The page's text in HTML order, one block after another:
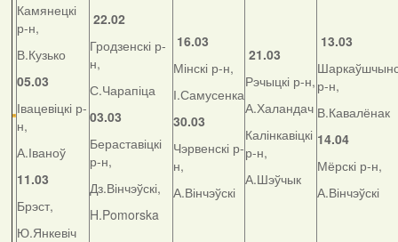
Камянецкі
р-н,
В.Кузько
05.03
Івацевіцкі р-
н,
А.Іваноў
11.03
Брэст,
Ю.Янкевіч
22.02
Гродзенскі р-
н,
С.Чарапіца
03.03
Бераставіцкі
р-н,
Дз.Вінчэўскі,
H.Pomorska
16.03
Мінскі р-н,
І.Самусенка
30.03
Чэрвенскі р-
н,
А.Вінчэўскі
21.03
Рэчыцкі р-н,
А.Халандач
Калінкавіцкі
р-н,
А.Шэўчык
13.03
р-н,
В.Кавалёнак
14.04
Мёрскі р-н,
А.Вінчэўскі